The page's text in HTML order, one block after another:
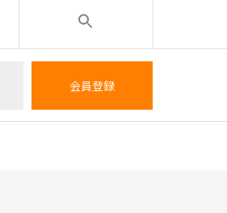
会員登録